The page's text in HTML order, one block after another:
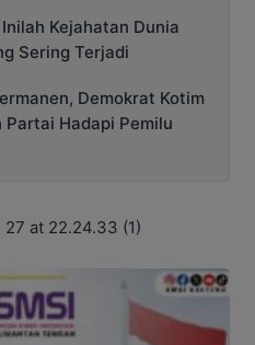
Kejahatan Dunia
Sering Terjadi
Demokrat Kotim
Partai Hadapi Pemilu